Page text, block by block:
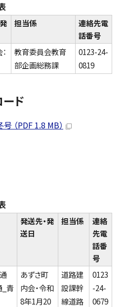
担当係
連絡先電
話番号
教育委員会教育
部企画総務課
0123-24-
0819
ド
（PDF 1.8 MB）
発送先・発
送日
担当係
連絡
先電
話番
号
_青
あずさ町
内会・令和
8年1月20
道路建
設課幹
線道路
0123
-24-
0679